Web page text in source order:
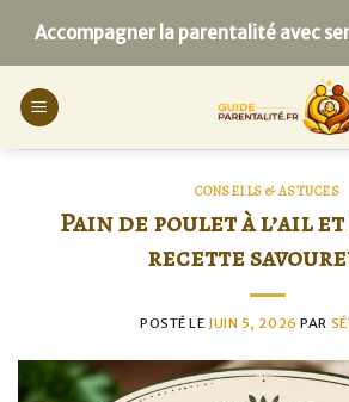
content
Accompagner la parentalité avec
CONSEILS & ASTUCES
Pain de poulet à l’ail et
recette
POSTÉ LE JUIN 5, 2026 PAR